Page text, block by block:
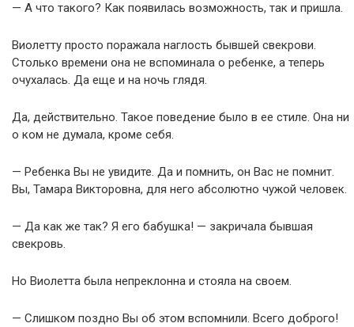
— А что такого? Как появилась возможность, так и пришла.
Виолетту просто поражала наглость бывшей свекрови.
Столько времени она не вспоминала о ребенке, а теперь
очухалась. Да еще и на ночь глядя.
Да, действительно. Такое поведение было в ее стиле. Она ни
о ком не думала, кроме себя.
— Ребенка Вы не увидите. Да и помнить, он Вас не помнит.
Вы, Тамара Викторовна, для него абсолютно чужой человек.
— Да как же так? Я его бабушка! — закричала бывшая
свекровь.
Но Виолетта была непреклонна и стояла на своем.
— Слишком поздно Вы об этом вспомнили. Всего доброго!